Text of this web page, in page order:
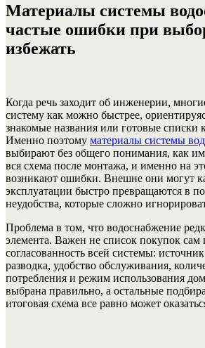
Материалы системы
частые ошибки при
избежать
Когда речь заходит об инженерии,
систему как можно быстрее,
знакомые названия или готовые
Именно поэтому материалы системы
выбирают без общего понимания, как
вся схема после монтажа, и именно на
возникают ошибки. Внешне они могут
эксплуатации быстро превращаются в
неудобства, которые сложно
Проблема в том, что водоснабжение
элемента. Важен не список покупок сам
согласованность всей системы:
разводка, удобство обслуживания,
потребления и режим использования
выбрана правильно, а остальные
итоговая схема все равно может